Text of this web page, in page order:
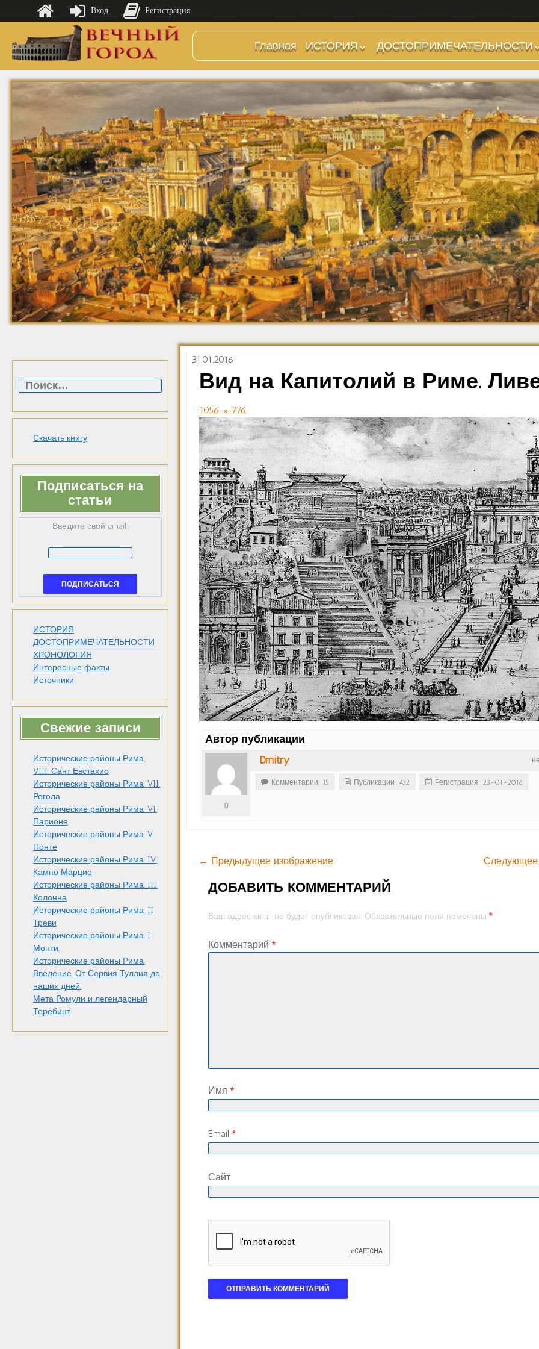
Главная
ИСТОРИЯ
Предыстория
Царский период
(753-509 гг до н.э.)
Ранняя Республика
(509-265 гг до н.э.)
Поздняя Республика
(264-27 гг до н.э.)
Империя. Принципат
(27 г до н.э. — 284 г
н.э.)
Империя. Доминат
(284-476 гг)
Темные Века. Готы
Темные Века.
Экзархат
Средневековье
Возрождение и
Барокко
ДОСТОПРИМЕЧАТЕЛЬНОСТИ
Холмы и остров.
Районы
Форумы, Площади,
Дороги
Стадионы, Термы
Музеи
Дохристианские
храмы
Христианские храмы,
базилики etc.
Дворцы
Арки, колонны и
обелиски
Фонтаны
Скачать книгу
Подписаться на
статьи
Введите свой email:
ИСТОРИЯ
ДОСТОПРИМЕЧАТЕЛЬНОСТИ
ХРОНОЛОГИЯ
Интересные факты
Источники
Свежие записи
Исторические районы Рима.
VIII. Сант Евстахио
Исторические районы Рима. VII.
Регола
Исторические районы Рима. VI.
Парионе
Исторические районы Рима. V.
Понте
Исторические районы Рима. IV.
Кампо Марцио
Исторические районы Рима. III.
Колонна
Исторические районы Рима. II
Треви
Исторические районы Рима. I
Монти.
Исторические районы Рима.
Введение. От Сервия Туллия до
наших дней.
Мета Ромули и легендарный
Теребинт
31.01.2016
Вид на Капитолий в Риме.
1056 × 776
Автор публикации
Dmitry
0
Комментарии: 15 Публикации: 432 Регистрация: 23-01-2016
← Предыдущее изображение Следующее
ДОБАВИТЬ КОММЕНТАРИЙ
Ваш адрес email не будет опубликован. Обязательные поля помечены*
Комментарий*
Имя*
Email*
Сайт
Вход Регистрация